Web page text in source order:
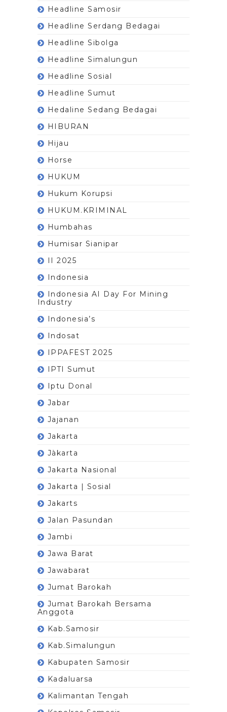
Headline Samosir
Headline Serdang Bedagai
Headline Sibolga
Headline Simalungun
Headline Sosial
Headline Sumut
Hedaline Sedang Bedagai
HIBURAN
Hijau
Horse
HUKUM
Hukum Korupsi
HUKUM.KRIMINAL
Humbahas
Humisar Sianipar
II 2025
Indonesia
Indonesia AI Day For Mining
Industry
Indonesia’s
Indosat
IPPAFEST 2025
IPTI Sumut
Iptu Donal
Jabar
Jajanan
Jakarta
Jàkarta
Jakarta Nasional
Jakarta | Sosial
Jakarts
Jalan Pasundan
Jambi
Jawa Barat
Jawabarat
Jumat Barokah
Jumat Barokah Bersama
Anggota
Kab.Samosir
Kab.Simalungun
Kabupaten Samosir
Kadaluarsa
Kalimantan Tengah